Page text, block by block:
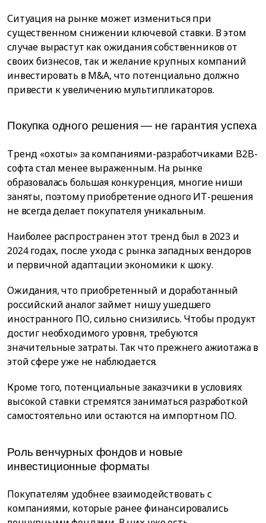
Ситуация на рынке может измениться при
существенном снижении ключевой ставки. В этом
случае вырастут как ожидания собственников от
своих бизнесов, так и желание крупных компаний
инвестировать в M&A, что потенциально должно
привести к увеличению мультипликаторов.
Покупка одного решения — не гарантия успеха
Тренд «охоты» за компаниями-разработчиками B2B-
софта стал менее выраженным. На рынке
образовалась большая конкуренция, многие ниши
заняты, поэтому приобретение одного ИТ-решения
не всегда делает покупателя уникальным.
Наиболее распространен этот тренд был в 2023 и
2024 годах, после ухода с рынка западных вендоров
и первичной адаптации экономики к шоку.
Ожидания, что приобретенный и доработанный
российский аналог займет нишу ушедшего
иностранного ПО, сильно снизились. Чтобы продукт
достиг необходимого уровня, требуются
значительные затраты. Так что прежнего ажиотажа в
этой сфере уже не наблюдается.
Кроме того, потенциальные заказчики в условиях
высокой ставки стремятся заниматься разработкой
самостоятельно или остаются на импортном ПО.
Роль венчурных фондов и новые
инвестиционные форматы
Покупателям удобнее взаимодействовать с
компаниями, которые ранее финансировались